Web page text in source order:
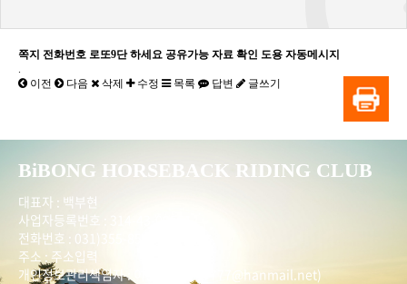
쪽지 전화번호 로또9단 하세요 공유가능 자료 확인 도용 자동메시지
.
이전
다음 삭제 수정 목록 답변 글쓰기
BiBONG HORSEBACK RIDING CLUB
대표자 : 백부현
사업자등록번호 : 314-43-00551
전화번호 : 031)355-8518
주소 : 주소입력
개인정보관리책임자 : 이은정(ejlee7777@hanmail.net)